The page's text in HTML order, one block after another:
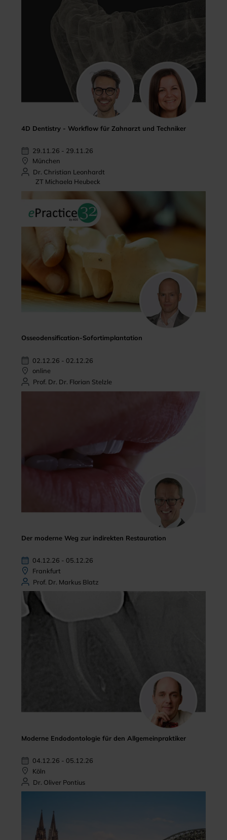
4D Dentistry - Workflow für Zahnarzt und Techniker
29.11.26 - 29.11.26
München
Dr. Christian Leonhardt
ZT Michaela Heubeck
Osseodensification-Sofortimplantation
02.12.26 - 02.12.26
online
Prof. Dr. Dr. Florian Stelzle
Der moderne Weg zur indirekten Restauration
04.12.26 - 05.12.26
Frankfurt
Prof. Dr. Markus Blatz
Moderne Endodontologie für den Allgemeinpraktiker
04.12.26 - 05.12.26
Köln
Dr. Oliver Pontius